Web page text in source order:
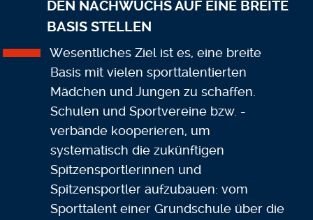
DEN NACHWUCHS AUF EINE BREITE
BASIS STELLEN
Wesentliches Ziel ist es, eine breite
Basis mit vielen sporttalentierten
Mädchen und Jungen zu schaffen.
Schulen und Sportvereine bzw. -
verbände kooperieren, um
systematisch die zukünftigen
Spitzensportlerinnen und
Spitzensportler aufzubauen: vom
Sporttalent einer Grundschule über die